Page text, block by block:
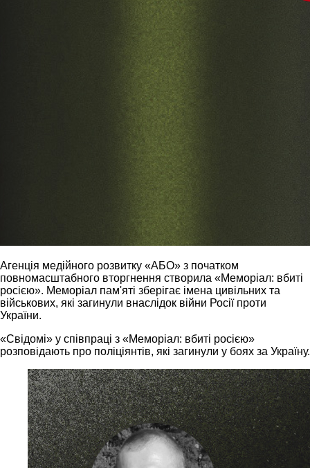
Агенція медійного розвитку «АБО» з початком
повномасштабного вторгнення створила «Меморіал: вбиті
росією». Меморіал пам'яті зберігає імена цивільних та
військових, які загинули внаслідок війни Росії проти
України.
«Свідомі» у співпраці з «Меморіал: вбиті росією»
розповідають про поліціянтів, які загинули у боях за Україну.